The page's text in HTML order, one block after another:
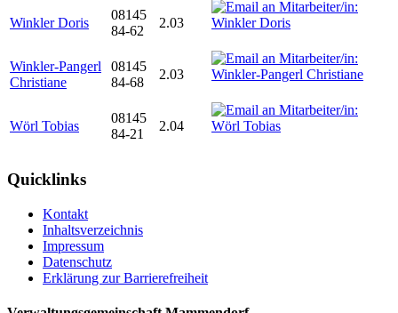
Winkler Doris
08145
84-62
2.03
Winkler-Pangerl
Christiane
08145
84-68
2.03
Wörl Tobias
08145
84-21
2.04
Quicklinks
Kontakt
Inhaltsverzeichnis
Impressum
Datenschutz
Erklärung zur Barrierefreiheit